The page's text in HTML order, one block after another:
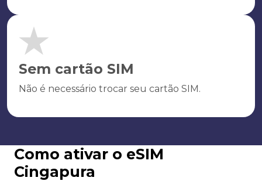
Sem cartão SIM
Não é necessário trocar seu cartão SIM.
Como ativar o eSIM
Cingapura